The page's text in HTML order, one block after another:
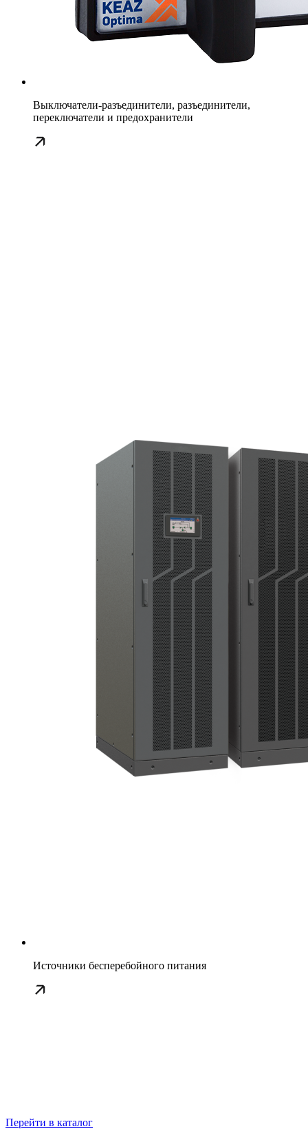
Выключатели-разъединители, разъединители,
переключатели и предохранители
Источники бесперебойного питания
Перейти в каталог